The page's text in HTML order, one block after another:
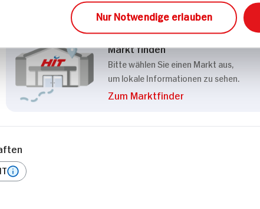
und die Zugriffe auf unsere Website zu analysieren.
Verwendung unserer Website an unsere Partner für
bereitgestellt haben oder die sie im Rahmen
Markt finden
Bitte wählen Sie einen Markt aus,
um lokale Informationen zu sehen.
Zum Marktfinder